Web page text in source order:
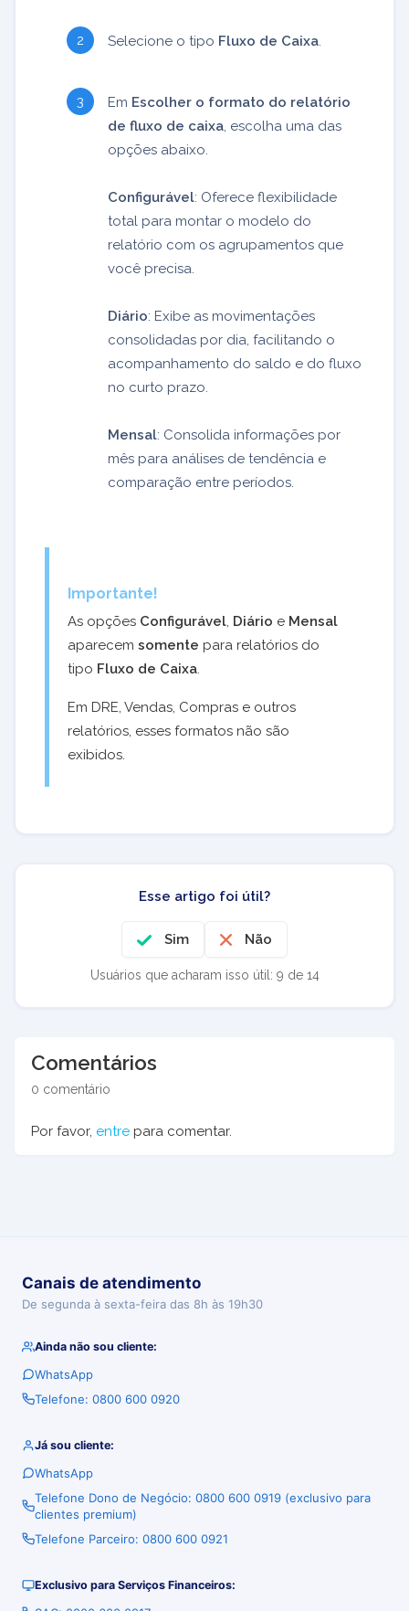
Selecione o tipo Fluxo de Caixa.
Em Escolher o formato do relatório
de fluxo de caixa, escolha uma das
opções abaixo.
Configurável: Oferece flexibilidade
total para montar o modelo do
relatório com os agrupamentos que
você precisa.
Diário: Exibe as movimentações
consolidadas por dia, facilitando o
acompanhamento do saldo e do fluxo
no curto prazo.
Mensal: Consolida informações por
mês para análises de tendência e
comparação entre períodos.
Importante!
As opções Configurável Diário e Mensal
aparecem somente para relatórios do
tipo Fluxo de Caixa
Em DRE, Vendas, Compras e outros
relatórios, esses formatos não são
exibidos.
Esse artigo foi útil?
Sim Não
Usuários que acharam isso útil: 9 de 14
Comentários
0 comentário
Por favor, entre para comentar.
Canais de atendimento
De segunda à sexta-feira das 8h às 19h30
Ainda não sou cliente:
WhatsApp
Telefone: 0800 600 0920
Já sou cliente:
WhatsApp
Telefone Dono de Negócio: 0800 600 0919 (exclusivo para
clientes premium)
Telefone Parceiro: 0800 600 0921
Exclusivo para Serviços Financeiros: